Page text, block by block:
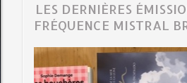
LES DERNIÈRES
FRÉQUENCE MISTRAL